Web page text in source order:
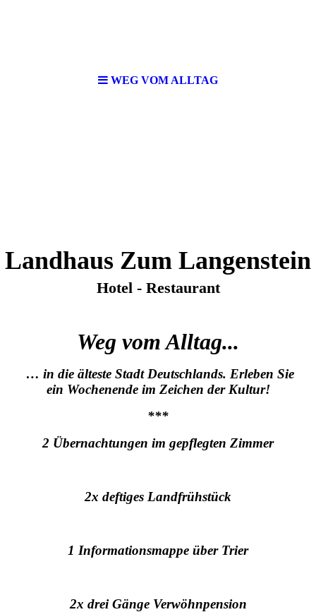
WEG VOM ALLTAG
Landhaus Zum Langenstein
Hotel - Restaurant
Weg vom Alltag...
… in die älteste Stadt Deutschlands. Erleben Sie
ein Wochenende im Zeichen der Kultur!
***
2 Übernachtungen im gepflegten Zimmer
2x deftiges Landfrühstück
1 Informationsmappe über Trier
2x drei Gänge Verwöhnpension